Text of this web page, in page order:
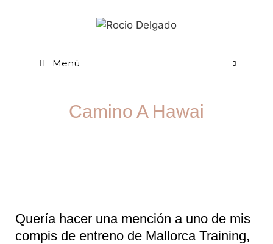
Menú
Camino A Hawai
Quería hacer una mención a uno de mis
compis de entreno de Mallorca Training,